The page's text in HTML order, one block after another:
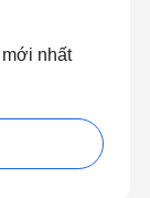
nhất